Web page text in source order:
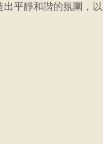
平靜和諧的氛圍，